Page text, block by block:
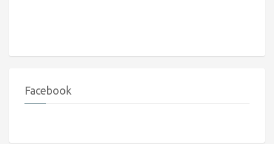
Facebook